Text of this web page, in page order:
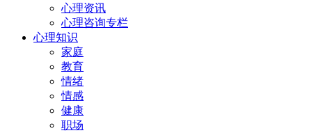
心理资讯
心理咨询专栏
心理知识
家庭
教育
情绪
情感
健康
职场